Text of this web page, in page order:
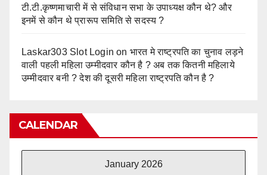
टी.टी.कृष्णमाचारी में से संविधान सभा के उपाध्यक्ष कौन थे? और
इनमें से कौन थे प्रारूप समिति से सदस्य ?
Laskar303 Slot Login on भारत मे राष्ट्रपति का चुनाव लड़ने
वाली पहली महिला उम्मीदवार कौन है ? अब तक कितनी महिलाये
उम्मीदवार बनी ? देश की दूसरी महिला राष्ट्रपति कौन है ?
CALENDAR
January 2026